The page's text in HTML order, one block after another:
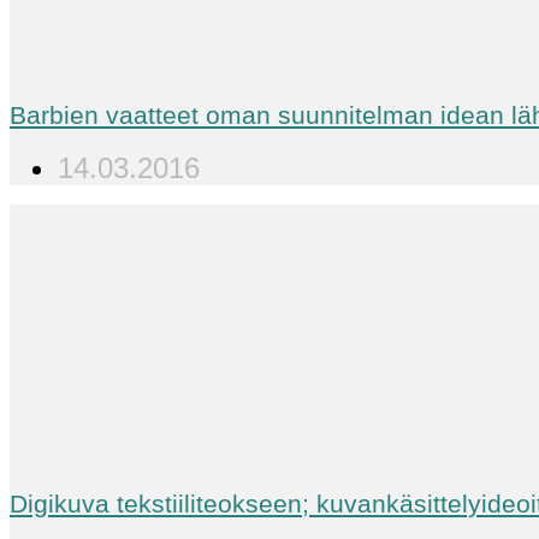
Barbien vaatteet oman suunnitelman idean
14.03.2016
Digikuva tekstiiliteokseen;